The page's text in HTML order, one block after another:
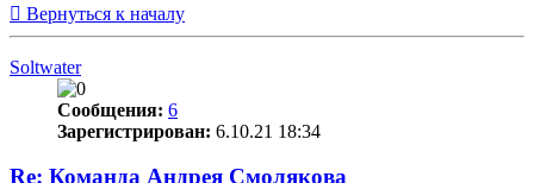
Вернуться к началу
Soltwater
Сообщения: 6
Зарегистрирован: 6.10.21 18:34
Re: Команда Андрея Смолякова